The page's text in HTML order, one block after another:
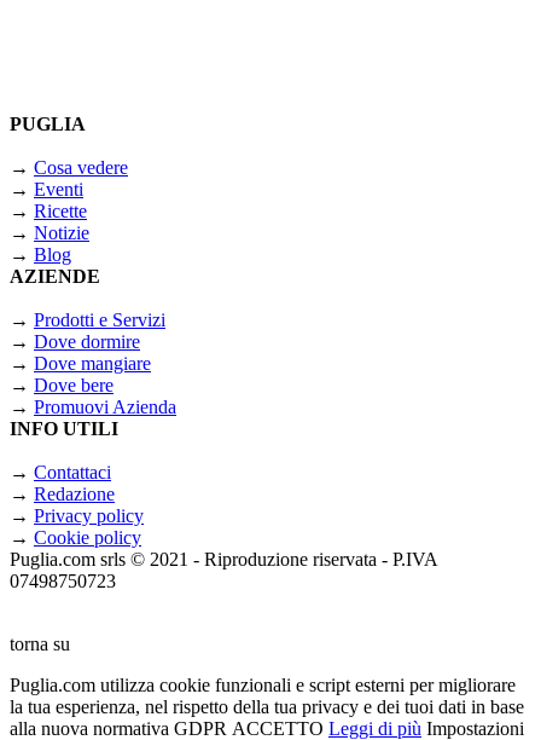
PUGLIA
→ Cosa vedere
→ Eventi
→ Ricette
→ Notizie
→ Blog
AZIENDE
→ Prodotti e Servizi
→ Dove dormire
→ Dove mangiare
→ Dove bere
→ Promuovi Azienda
INFO UTILI
→ Contattaci
→ Redazione
→ Privacy policy
→ Cookie policy
Puglia.com srls © 2021 - Riproduzione riservata - P.IVA
07498750723
torna su
Puglia.com utilizza cookie funzionali e script esterni per migliorare
la tua esperienza, nel rispetto della tua privacy e dei tuoi dati in base
alla nuova normativa GDPR ACCETTO Leggi di più Impostazioni